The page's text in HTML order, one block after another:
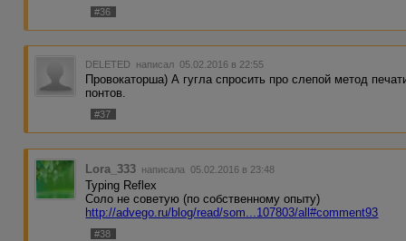
#36
DELETED написал 05.02.2016 в 22:55
Провокаторша) А гугла спросить про слепой метод
понтов.
#37
Lora_333 написала 05.02.2016 в 23:48
Typing Reflex
Соло не советую (по собственному опыту)
http://advego.ru/blog/read/som...107803/all#comment93
#38